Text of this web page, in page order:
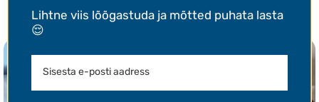
Lihtne viis lõõgastuda ja mõtted puhata lasta
😌